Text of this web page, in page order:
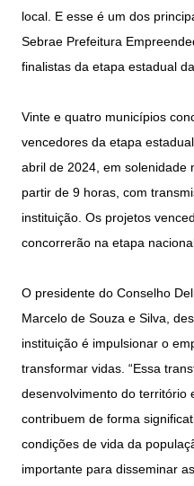
local. E esse é um dos
Sebrae Prefeitura
finalistas da etapa estadual
Vinte e quatro municípios
vencedores da etapa
abril de 2024, em solenidade
partir de 9 horas, com
instituição. Os projetos
concorrerão na etapa
O presidente do Conselho
Marcelo de Souza e Silva,
instituição é impulsionar o
transformar vidas. “Essa
desenvolvimento do território
contribuem de forma
condições de vida da
importante para disseminar